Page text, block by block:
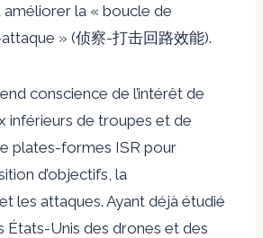
la « boucle de
» (侦察-打击回路效能).
conscience de l’intérêt de
inférieurs de troupes et de
plates-formes ISR pour
d’objectifs, la
les attaques. Ayant déjà étudié
États-Unis des drones et des